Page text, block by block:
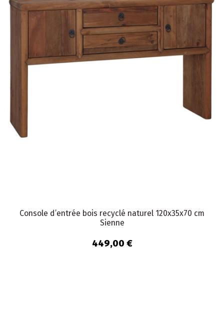
Console d’entrée bois recyclé naturel 120x35x70 cm
Sienne
449,00 €